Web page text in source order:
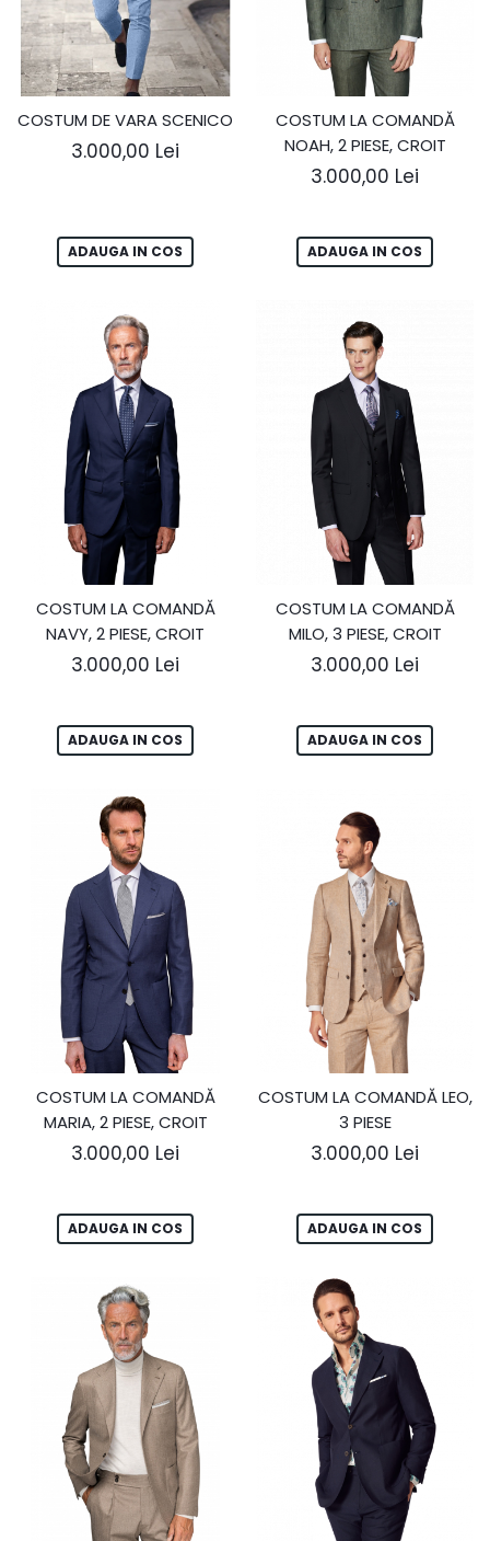
Ace Pin pentru Guler Cămașă
Rochii de mireasă 2027
Pantofi de mireasă
Costume damă elegante
Vesta la comanda
COSTUM DE VARA SCENICO
3.000,00 Lei
ADAUGA IN COS
COSTUM LA COMANDĂ
NOAH, 2 PIESE, CROIT
3.000,00 Lei
ADAUGA IN COS
COSTUM LA COMANDĂ
NAVY, 2 PIESE, CROIT
3.000,00 Lei
ADAUGA IN COS
COSTUM LA COMANDĂ
MILO, 3 PIESE, CROIT
3.000,00 Lei
ADAUGA IN COS
COSTUM LA COMANDĂ
MARIA, 2 PIESE, CROIT
3.000,00 Lei
ADAUGA IN COS
COSTUM LA COMANDĂ LEO,
3 PIESE
3.000,00 Lei
ADAUGA IN COS